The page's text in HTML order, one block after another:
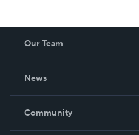
Our Team
News
In The News
Community